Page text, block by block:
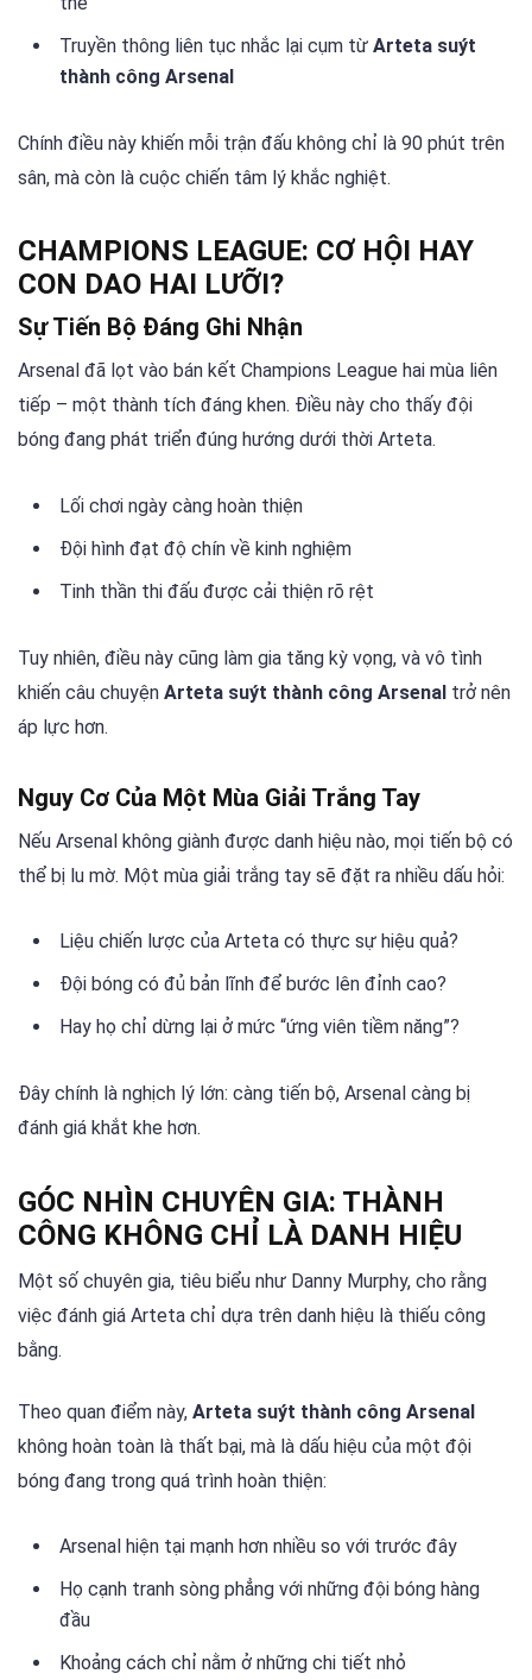
Truyền thông liên tục nhắc lại cụm từ Arteta suýt
thành công Arsenal
Chính điều này khiến mỗi trận đấu không chỉ là 90 phút trên
sân, mà còn là cuộc chiến tâm lý khắc nghiệt.
CHAMPIONS LEAGUE: CƠ HỘI HAY
CON DAO HAI LƯỠI?
Sự Tiến Bộ Đáng Ghi Nhận
Arsenal đã lọt vào bán kết Champions League hai mùa liên
tiếp – một thành tích đáng khen. Điều này cho thấy đội
bóng đang phát triển đúng hướng dưới thời Arteta.
Lối chơi ngày càng hoàn thiện
Đội hình đạt độ chín về kinh nghiệm
Tinh thần thi đấu được cải thiện rõ rệt
Tuy nhiên, điều này cũng làm gia tăng kỳ vọng, và vô tình
khiến câu chuyện Arteta suýt thành công Arsenal trở nên
áp lực hơn.
Nguy Cơ Của Một Mùa Giải Trắng Tay
Nếu Arsenal không giành được danh hiệu nào, mọi tiến bộ có
thể bị lu mờ. Một mùa giải trắng tay sẽ đặt ra nhiều dấu hỏi:
Liệu chiến lược của Arteta có thực sự hiệu quả?
Đội bóng có đủ bản lĩnh để bước lên đỉnh cao?
Hay họ chỉ dừng lại ở mức “ứng viên tiềm năng”?
Đây chính là nghịch lý lớn: càng tiến bộ, Arsenal càng bị
đánh giá khắt khe hơn.
GÓC NHÌN CHUYÊN GIA: THÀNH
CÔNG KHÔNG CHỈ LÀ DANH HIỆU
Một số chuyên gia, tiêu biểu như Danny Murphy, cho rằng
việc đánh giá Arteta chỉ dựa trên danh hiệu là thiếu công
bằng.
Theo quan điểm này, Arteta suýt thành công Arsenal
không hoàn toàn là thất bại, mà là dấu hiệu của một đội
bóng đang trong quá trình hoàn thiện:
Arsenal hiện tại mạnh hơn nhiều so với trước đây
Họ cạnh tranh sòng phẳng với những đội bóng hàng
đầu
Khoảng cách chỉ nằm ở những chi tiết nhỏ